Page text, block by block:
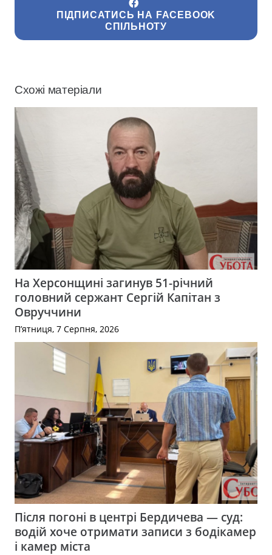
ПІДПИСАТИСЬ НА FACEBOOK
СПІЛЬНОТУ
Схожі матеріали
На Херсонщині загинув 51-річний
головний сержант Сергій Капітан з
Овруччини
П’ятниця, 7 Серпня, 2026
Після погоні в центрі Бердичева — суд:
водій хоче отримати записи з бодікамер
і камер міста